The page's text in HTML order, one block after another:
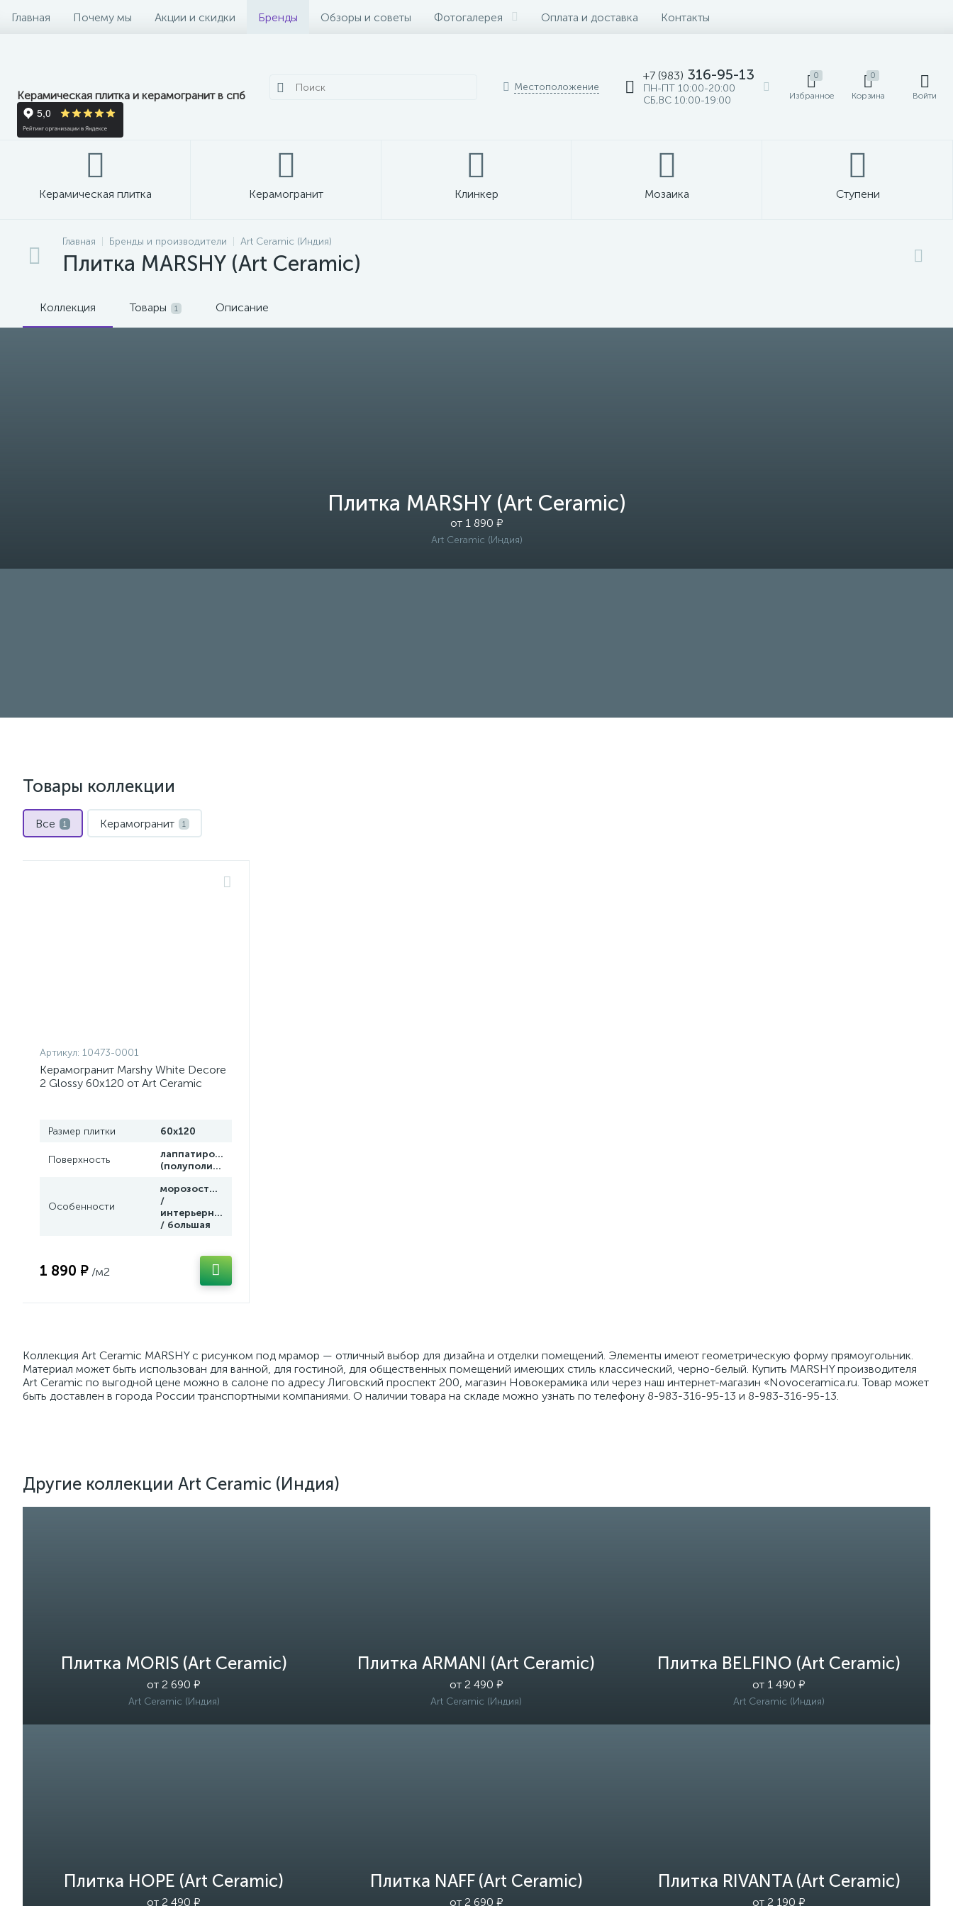
Главная Почему мы Акции и скидки Бренды Обзоры и советы Фотогалерея Оплата и доставка Контакты
Керамическая плитка и керамогранит в спб
Местоположение
+7 (983) 316-95-13
ПН-ПТ 10:00-20:00
СБ,ВС 10:00-19:00
0
Избранное
0
Корзина Войти
Керамическая плитка Керамогранит Клинкер Мозаика Ступени
Главная Бренды и производители Art Ceramic (Индия)
Плитка MARSHY (Art Ceramic)
Коллекция Товары 1 Описание
Плитка MARSHY (Art Ceramic)
от 1 890 ₽
Art Ceramic (Индия)
Товары коллекции
Все 1 Керамогранит 1
Артикул: 10473-0001
Керамогранит Marshy White Decore
2 Glossy 60x120 от Art Ceramic
Размер плитки 60x120
Поверхность
лаппатированная
(полуполир.)
Особенности
морозостойкая
/
интерьерная
/ большая
1 890 ₽ /м2
Коллекция Art Ceramic MARSHY с рисунком под мрамор — отличный выбор для дизайна и отделки помещений. Элементы имеют геометрическую форму прямоугольник.
Материал может быть использован для ванной, для гостиной, для общественных помещений имеющих стиль классический, черно-белый. Купить MARSHY производителя
Art Ceramic по выгодной цене можно в салоне по адресу Лиговский проспект 200, магазин Новокерамика или через наш интернет-магазин «Novoceramica.ru. Товар может
быть доставлен в города России транспортными компаниями. О наличии товара на складе можно узнать по телефону 8-983-316-95-13 и 8-983-316-95-13.
Другие коллекции Art Ceramic (Индия)
Плитка MORIS (Art Ceramic)
от 2 690 ₽
Art Ceramic (Индия)
Плитка ARMANI (Art Ceramic)
от 2 490 ₽
Art Ceramic (Индия)
Плитка BELFINO (Art Ceramic)
от 1 490 ₽
Art Ceramic (Индия)
Плитка HOPE (Art Ceramic)
от 2 490 ₽
Плитка NAFF (Art Ceramic)
от 2 690 ₽
Плитка RIVANTA (Art Ceramic)
от 2 190 ₽